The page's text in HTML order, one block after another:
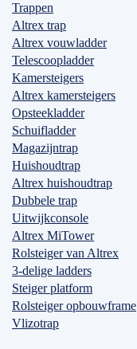
Trappen
Altrex trap
Altrex vouwladder
Telescoopladder
Kamersteigers
Altrex kamersteigers
Opsteekladder
Schuifladder
Magazijntrap
Huishoudtrap
Altrex huishoudtrap
Dubbele trap
Uitwijkconsole
Altrex MiTower
Rolsteiger van Altrex
3-delige ladders
Steiger platform
Rolsteiger opbouwframe
Vlizotrap